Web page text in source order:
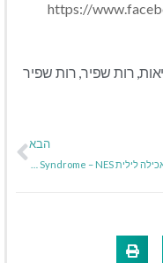
https://
, רות שפיר, רות שפיר
הבא